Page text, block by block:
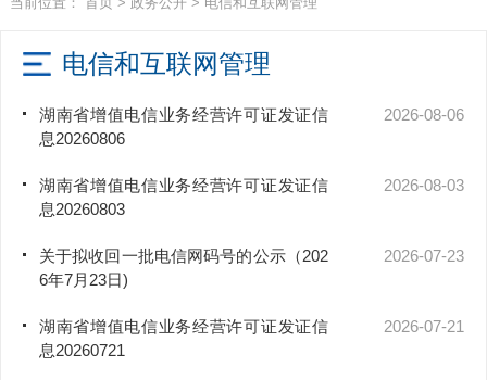
电信和互联网管理
湖南省增值电信业务经营许可证发证信
息20260806
2026-08-06
湖南省增值电信业务经营许可证发证信
息20260803
2026-08-03
关于拟收回一批电信网码号的公示（202
6年7月23日)
2026-07-23
湖南省增值电信业务经营许可证发证信
息20260721
2026-07-21